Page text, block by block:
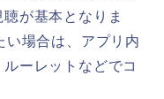
が基本となりま
い場合は、アプリ内
ーレットなどでコ